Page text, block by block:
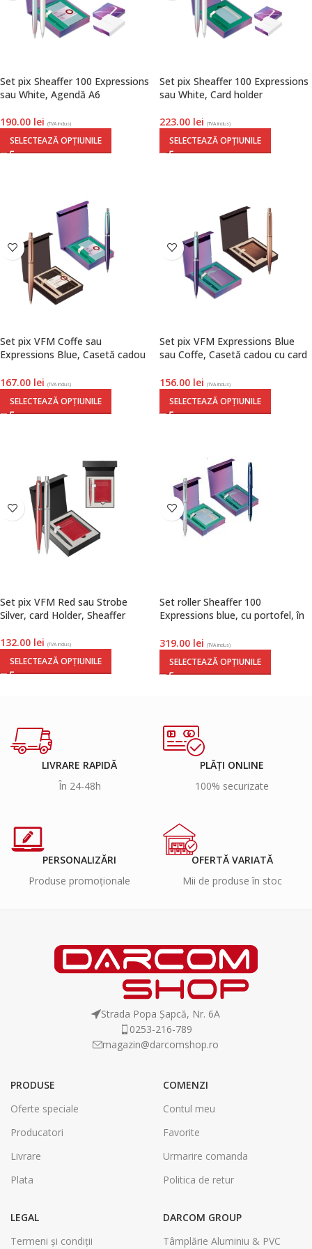
Set pix Sheaffer 100 Expressions
sau White, Agendă A6
190.00 lei (TVA inclus)
SELECTEAZĂ OPȚIUNILE
Set pix Sheaffer 100 Expressions
sau White, Card holder
223.00 lei (TVA inclus)
SELECTEAZĂ OPȚIUNILE
Set pix VFM Coffe sau
Expressions Blue, Casetă cadou
167.00 lei (TVA inclus)
SELECTEAZĂ OPȚIUNILE
Set pix VFM Expressions Blue
sau Coffe, Casetă cadou cu card
156.00 lei (TVA inclus)
SELECTEAZĂ OPȚIUNILE
Set pix VFM Red sau Strobe
Silver, card Holder, Sheaffer
132.00 lei (TVA inclus)
SELECTEAZĂ OPȚIUNILE
Set roller Sheaffer 100
Expressions blue, cu portofel, în
319.00 lei (TVA inclus)
SELECTEAZĂ OPȚIUNILE
LIVRARE RAPIDĂ
În 24-48h
PLĂȚI ONLINE
100% securizate
PERSONALIZĂRI
Produse promoționale
OFERTĂ VARIATĂ
Mii de produse în stoc
Strada Popa Șapcă, Nr. 6A
0253-216-789
magazin@darcomshop.ro
PRODUSE
Oferte speciale
Producatori
Livrare
Plata
COMENZI
Contul meu
Favorite
Urmarire comanda
Politica de retur
LEGAL
Termeni și condiții
DARCOM GROUP
Tâmplărie Aluminiu & PVC